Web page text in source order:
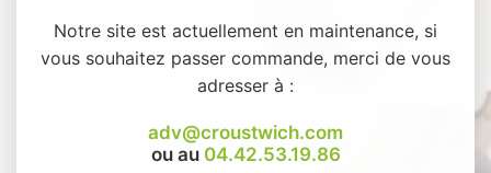
Notre site est actuellement en maintenance, si
vous souhaitez passer commande, merci de vous
adresser à :
adv@croustwich.com
ou au 04.42.53.19.86